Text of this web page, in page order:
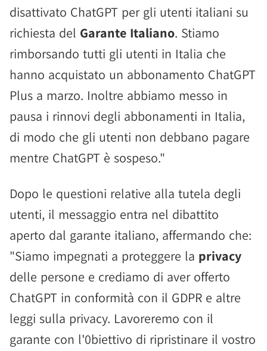
disattivato ChatGPT per gli utenti italiani su
richiesta del Garante Italiano. Stiamo
rimborsando tutti gli utenti in Italia che
hanno acquistato un abbonamento ChatGPT
Plus a marzo. Inoltre abbiamo messo in
pausa i rinnovi degli abbonamenti in Italia,
di modo che gli utenti non debbano pagare
mentre ChatGPT è sospeso."
Dopo le questioni relative alla tutela degli
utenti, il messaggio entra nel dibattito
aperto dal garante italiano, affermando che:
"Siamo impegnati a proteggere la privacy
delle persone e crediamo di aver offerto
ChatGPT in conformità con il GDPR e altre
leggi sulla privacy. Lavoreremo con il
garante con l'0biettivo di ripristinare il vostro